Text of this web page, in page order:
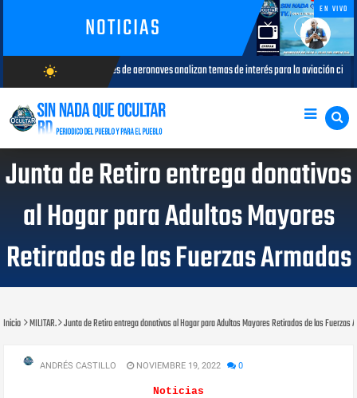
NOTICIAS
EN VIVO
wb_sunny
AGOSTO/7/2026
de aeronaves analizan temas de interés para la aviación civil AGOSTO 05, 2026
Junta de Retiro entrega donativos
al Hogar para Adultos Mayores
Retirados de las Fuerzas Armadas
Inicio MILITAR. Junta de Retiro entrega donativos al Hogar para Adultos Mayores Retirados de las Fuerzas
ANDRÉS CASTILLO NOVIEMBRE 19, 2022 0
Noticias